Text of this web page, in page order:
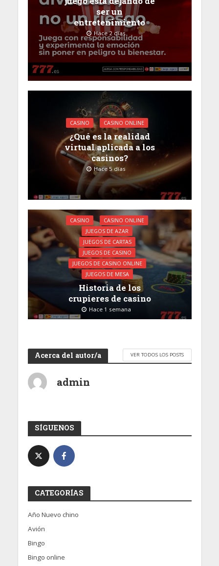
ser un
entretenimiento
Hace 2 días
CASINO CASINO ONLINE
¿Qué es la realidad
virtual aplicada a los
casinos?
Hace 5 días
CASINO
CASINO ONLINE
JUEGOS DE AZAR
JUEGOS DE CARTAS
JUEGOS DE CASINO
JUEGOS DE CASINO ONLINE
JUEGOS DE MESA
Historia de los
crupieres de casino
Hace 1 semana
Acerca del autor/a VER TODOS LOS POSTS
admin
SÍGUENOS
CATEGORÍAS
Año Nuevo chino
Avión
Bingo
Bingo online